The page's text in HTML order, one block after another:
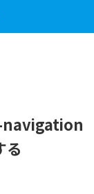
navigation
る